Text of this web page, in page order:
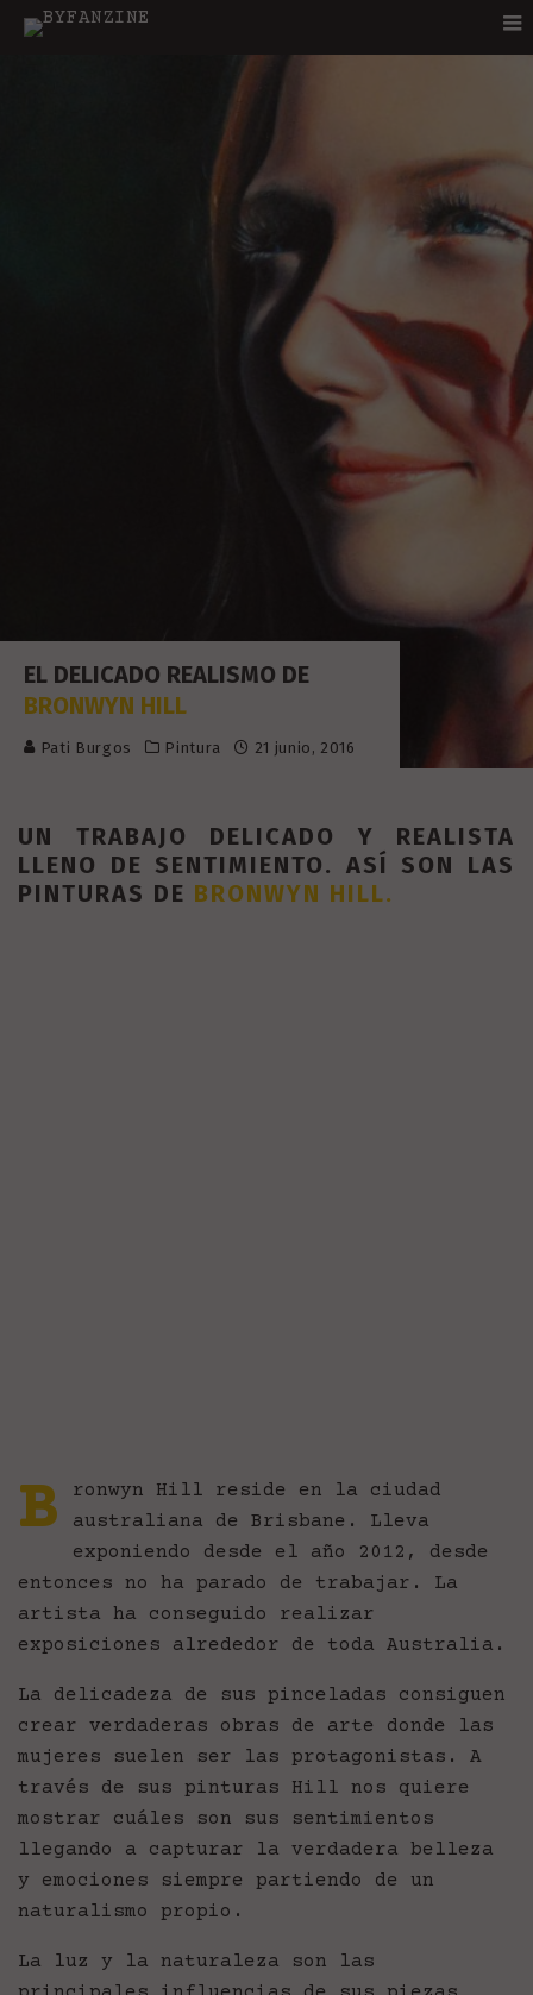
EL DELICADO REALISMO DE
BRONWYN HILL
Pati Burgos Pintura 21 junio, 2016
UN TRABAJO DELICADO Y REALISTA
LLENO DE SENTIMIENTO. ASÍ SON LAS
PINTURAS DE BRONWYN HILL.
B
ronwyn Hill reside en la ciudad
australiana de Brisbane. Lleva
exponiendo desde el año 2012, desde
entonces no ha parado de trabajar. La
artista ha conseguido realizar
exposiciones alrededor de toda Australia.
La delicadeza de sus pinceladas consiguen
crear verdaderas obras de arte donde las
mujeres suelen ser las protagonistas. A
través de sus pinturas Hill nos quiere
mostrar cuáles son sus sentimientos
llegando a capturar la verdadera belleza
y emociones siempre partiendo de un
naturalismo propio.
La luz y la naturaleza son las